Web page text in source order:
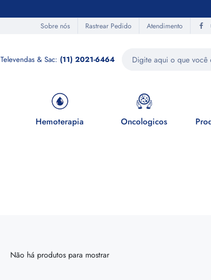
Sobre nós Rastrear Pedido Atendimento
Televendas & Sac: (11) 2021-6464
Hemoterapia Oncologicos
Não há produtos para mostrar